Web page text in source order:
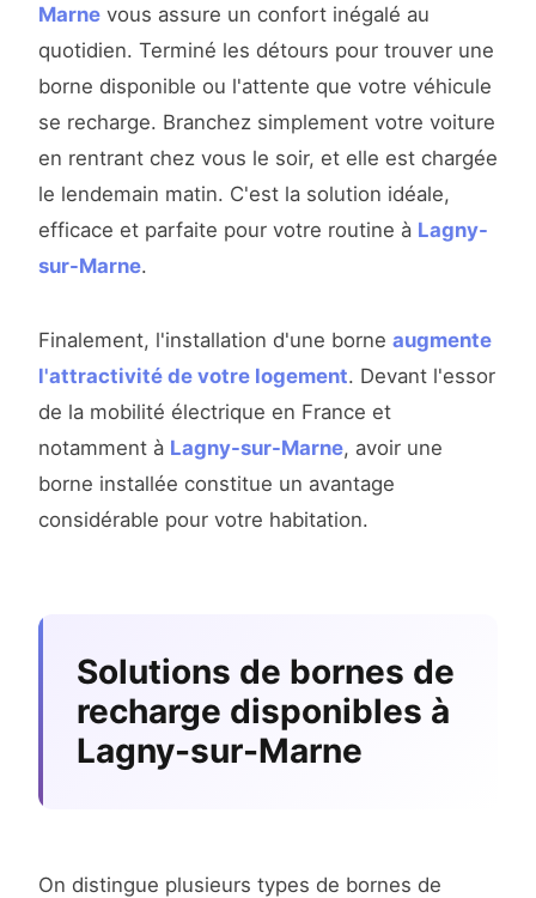
Marne vous assure un confort inégalé au
quotidien. Terminé les détours pour trouver une
borne disponible ou l'attente que votre véhicule
se recharge. Branchez simplement votre voiture
en rentrant chez vous le soir, et elle est chargée
le lendemain matin. C'est la solution idéale,
efficace et parfaite pour votre routine à Lagny-
sur-Marne.
Finalement, l'installation d'une borne augmente
l'attractivité de votre logement. Devant l'essor
de la mobilité électrique en France et
notamment à Lagny-sur-Marne, avoir une
borne installée constitue un avantage
considérable pour votre habitation.
Solutions de bornes de
recharge disponibles à
Lagny-sur-Marne
On distingue plusieurs types de bornes de